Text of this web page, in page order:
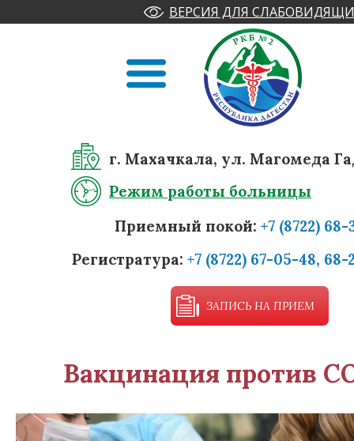
ВЕРСИЯ ДЛЯ
г. Махачкала, ул. Магомеда
Режим работы больницы
Приемный покой: +7 (8722)
Регистратура: +7 (8722) 67-05-48, 68-
ЗАПИСЬ НА ПРИЕМ
Вакцинация против